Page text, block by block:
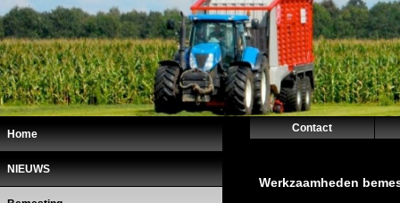
Contact
Home
NIEUWS
Werkzaamheden